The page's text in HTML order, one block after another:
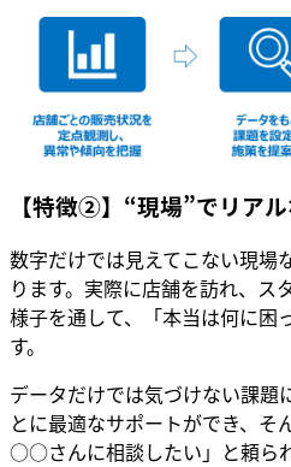
【特徴②】“現場”でリア
数字だけでは見えてこない現場
ります。実際に店舗を訪れ、ス
様子を通して、「本当は何に困
す。
データだけでは気づけない課題
とに最適なサポートができ、そ
○○さんに相談したい」と頼ら